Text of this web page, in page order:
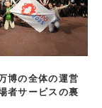
博の全体の運営
者サービスの裏